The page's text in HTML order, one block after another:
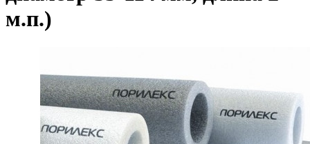
м.п.)